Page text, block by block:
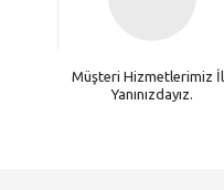
Müşteri Hizmetlerimiz
Yanınızdayız.